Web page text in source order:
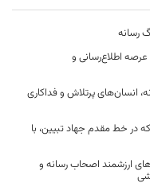
رسانه
اطلاع‌رسانی و
انسان‌های پرتلاش و فداکاری
در خط مقدم جهاد تبیین، با
ارزشمند اصحاب رسانه و